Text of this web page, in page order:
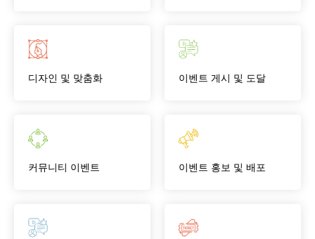
디자인 및 맞춤화 이벤트 게시 및 도달
커뮤니티 이벤트 이벤트 홍보 및 배포